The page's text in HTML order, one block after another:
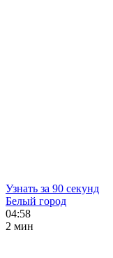
Узнать за 90 секунд
Белый город
04:58
2 мин